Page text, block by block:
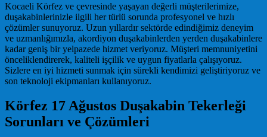
Kocaeli Körfez ve çevresinde yaşayan değerli müşterilerimize,
duşakabinlerinizle ilgili her türlü sorunda profesyonel ve hızlı
çözümler sunuyoruz. Uzun yıllardır sektörde edindiğimiz deneyim
ve uzmanlığımızla, akordiyon duşakabinlerden yerden duşakabinlere
kadar geniş bir yelpazede hizmet veriyoruz. Müşteri memnuniyetini
önceliklendirerek, kaliteli işçilik ve uygun fiyatlarla çalışıyoruz.
Sizlere en iyi hizmeti sunmak için sürekli kendimizi geliştiriyoruz ve
son teknoloji ekipmanları kullanıyoruz.
Körfez 17 Ağustos Duşakabin Tekerleği
Sorunları ve Çözümleri